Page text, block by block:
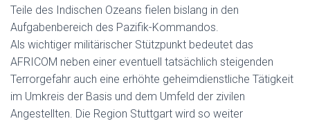
Teile des Indischen Ozeans fielen bislang in den
Aufgabenbereich des Pazifik-Kommandos.
Als wichtiger militärischer Stützpunkt bedeutet das
AFRICOM neben einer eventuell tatsächlich steigenden
Terrorgefahr auch eine erhöhte geheimdienstliche Tätigkeit
im Umkreis der Basis und dem Umfeld der zivilen
Angestellten. Die Region Stuttgart wird so weiter